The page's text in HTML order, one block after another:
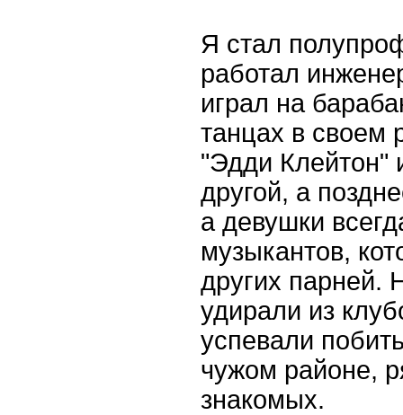
Я стал
работал
играл на
танцах в своем
"Эдди Клейтон"
другой, а
а девушки
музыкантов,
других парней.
удирали из
успевали
чужом районе,
знакомых.